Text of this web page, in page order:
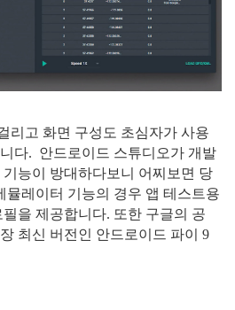
리고 화면 구성도 초심자가 사용
다. 안드로이드 스튜디오가 개발
능이 방대하다보니 어찌보면 당
뮬레이터 기능의 경우 앱 테스트용
을 제공합니다. 또한 구글의 공
최신 버전인 안드로이드 파이 9